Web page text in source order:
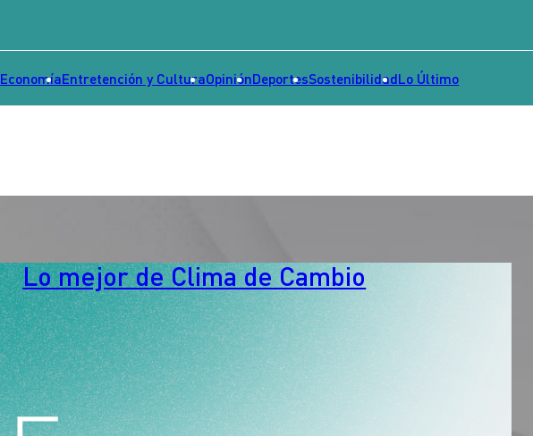
EconomíaEntretención y CulturaOpiniónDeportesSostenibilidadLo Último
Lo mejor de Clima de Cambio